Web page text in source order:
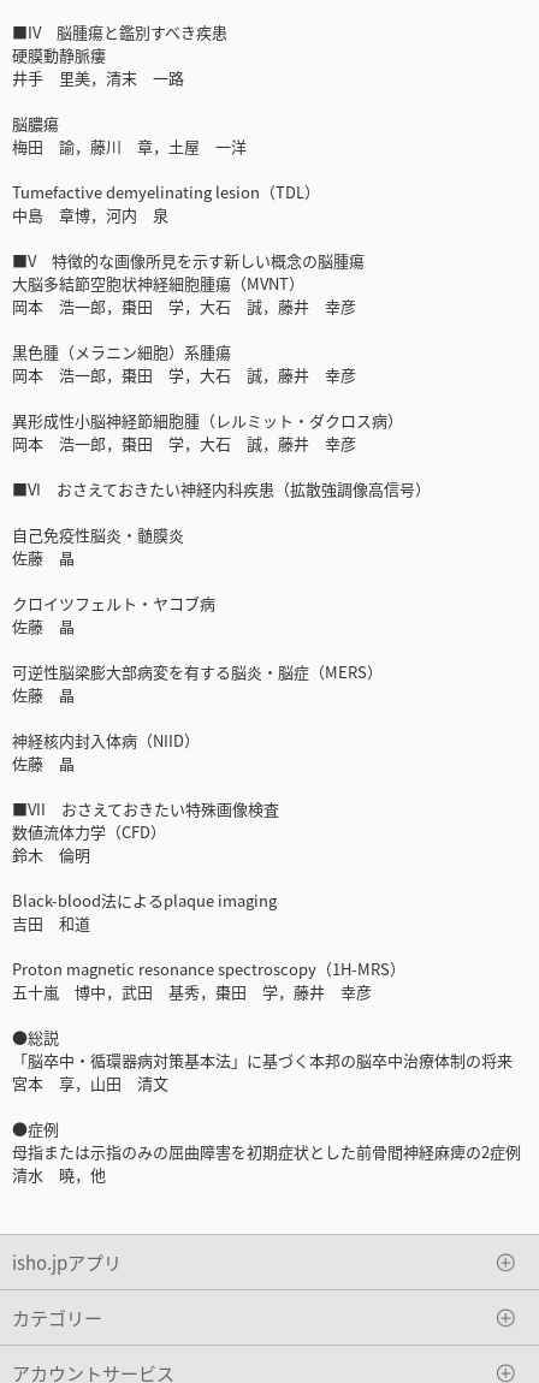
■IV 脳腫瘍と鑑別すべき疾患
硬膜動静脈瘻
井手 里美，清末 一路
脳膿瘍
梅田 諭，藤川 章，土屋 一洋
Tumefactive demyelinating lesion（TDL）
中島 章博，河内 泉
■V 特徴的な画像所見を示す新しい概念の脳腫瘍
大脳多結節空胞状神経細胞腫瘍（MVNT）
岡本 浩一郎，棗田 学，大石 誠，藤井 幸彦
黒色腫（メラニン細胞）系腫瘍
岡本 浩一郎，棗田 学，大石 誠，藤井 幸彦
異形成性小脳神経節細胞腫（レルミット・ダクロス病）
岡本 浩一郎，棗田 学，大石 誠，藤井 幸彦
■VI おさえておきたい神経内科疾患（拡散強調像高信号）
自己免疫性脳炎・髄膜炎
佐藤 晶
クロイツフェルト・ヤコブ病
佐藤 晶
可逆性脳梁膨大部病変を有する脳炎・脳症（MERS）
佐藤 晶
神経核内封入体病（NIID）
佐藤 晶
■VII おさえておきたい特殊画像検査
数値流体力学（CFD）
鈴木 倫明
Black-blood法によるplaque imaging
吉田 和道
Proton magnetic resonance spectroscopy（1H-MRS）
五十嵐 博中，武田 基秀，棗田 学，藤井 幸彦
●総説
「脳卒中・循環器病対策基本法」に基づく本邦の脳卒中治療体制の将来
宮本 享，山田 清文
●症例
母指または示指のみの屈曲障害を初期症状とした前骨間神経麻痺の2症例
清水 曉，他
isho.jpアプリ
カテゴリー
アカウントサービス